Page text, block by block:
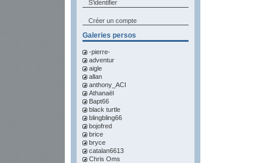
Créer un compte
Galeries persos
-pierre-
adventur
aigle
allan
anthony_ACI
Athanaël
Bapt66
black turtle
blingbling66
bojofred
brice
bryce
catalan6613
Chris Oms